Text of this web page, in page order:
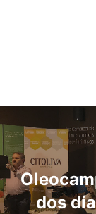
de
entradas
dos